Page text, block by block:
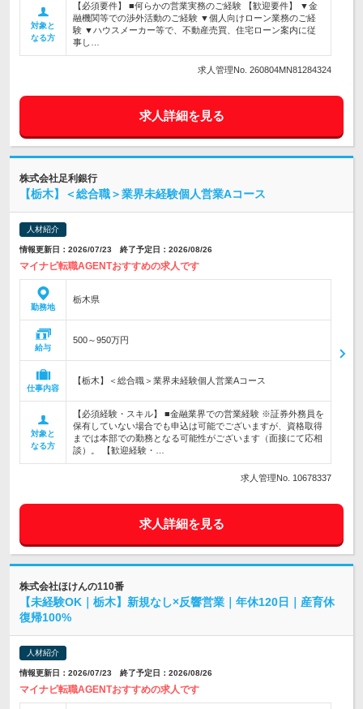
対象と
なる方
【必須要件】 ■何らかの営業実務のご経験 【歓迎要件】 ▼金
融機関等での渉外活動のご経験 ▼個人向けローン業務のご経
験 ▼ハウスメーカー等で、不動産売買、住宅ローン案内に従
事し…
求人管理No. 260804MN81284324
求人詳細を見る
株式会社足利銀行
【栃木】＜総合職＞業界未経験個人営業Aコース
人材紹介
情報更新日：2026/07/23 終了予定日：2026/08/26
マイナビ転職AGENTおすすめの求人です
勤務地
栃木県
給与
500～950万円
仕事内容
【栃木】＜総合職＞業界未経験個人営業Aコース
対象と
なる方
【必須経験・スキル】 ■金融業界での営業経験 ※証券外務員を
保有していない場合でも申込は可能でございますが、資格取得
までは本部での勤務となる可能性がございます（面接にて応相
談）。 【歓迎経験・…
求人管理No. 10678337
求人詳細を見る
株式会社ほけんの110番
【未経験OK｜栃木】新規なし×反響営業｜年休120日｜産育休
復帰100%
人材紹介
情報更新日：2026/07/23 終了予定日：2026/08/26
マイナビ転職AGENTおすすめの求人です